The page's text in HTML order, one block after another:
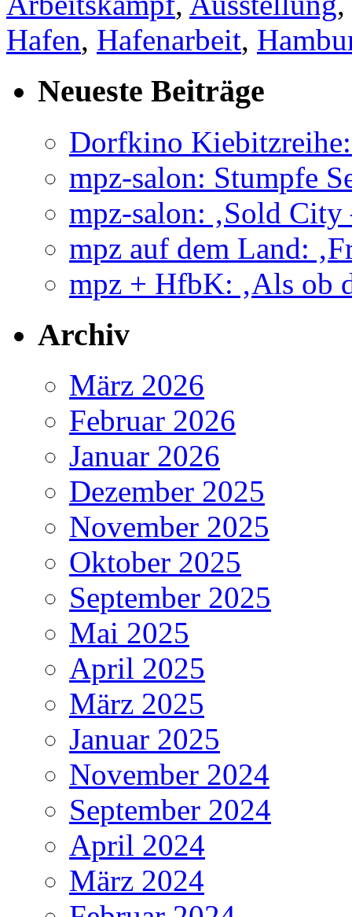
Hafen, Hafenarbeit,
Neueste Beiträge
Dorfkino Kiebitzreihe:
mpz-salon: Stumpfe
mpz-salon: ‚Sold
mpz auf dem Land:
mpz + HfbK: ‚Als ob
Archiv
März 2026
Februar 2026
Januar 2026
Dezember 2025
November 2025
Oktober 2025
September 2025
Mai 2025
April 2025
März 2025
Januar 2025
November 2024
September 2024
April 2024
März 2024